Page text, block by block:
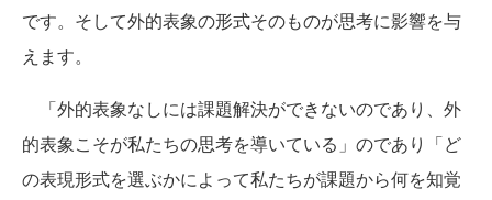
です。そして外的表象の形式そのものが思考に影響を与
えます。
「外的表象なしには課題解決ができないのであり、外
的表象こそが私たちの思考を導いている」のであり「ど
の表現形式を選ぶかによって私たちが課題から何を知覚